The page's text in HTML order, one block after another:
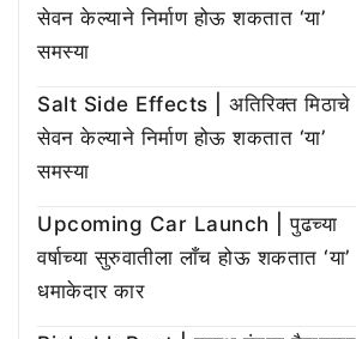
सेवन केल्याने निर्माण होऊ शकतात ‘या’
समस्या
Salt Side Effects | अतिरिक्त मिठाचे
सेवन केल्याने निर्माण होऊ शकतात ‘या’
समस्या
Upcoming Car Launch | पुढच्या
वर्षाच्या सुरुवातीला लाँच होऊ शकतात ‘या’
धमाकेदार कार